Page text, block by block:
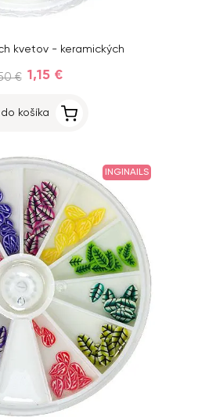
kvetov - keramických
€ 1,15 €
košíka
INGINAILS